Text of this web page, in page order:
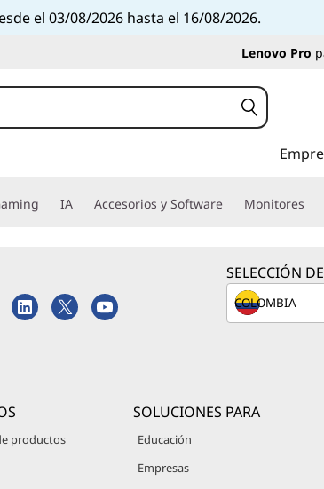
el 03/08/2026 hasta el 16/08/2026.
Lenovo Pro
IA Accesorios y Software Monitores
SELECCIÓN
productos
SOLUCIONES PARA
Educación
Empresas